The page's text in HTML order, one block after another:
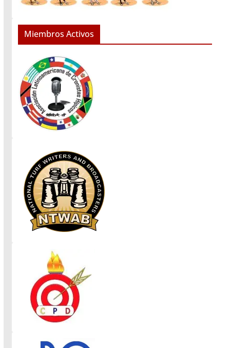
Miembros Activos